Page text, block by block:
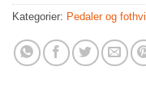
Kategorier: Pedaler og